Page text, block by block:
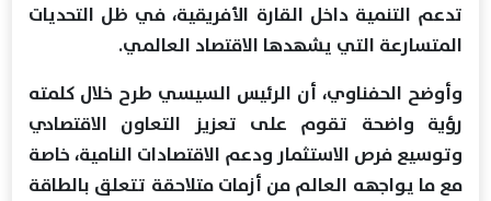
تدعم التنمية داخل القارة الأفريقية، في ظل التحديات
المتسارعة التي يشهدها الاقتصاد العالمي.
وأوضح الحفناوي، أن الرئيس السيسي طرح خلال كلمته
رؤية واضحة تقوم على تعزيز التعاون الاقتصادي
وتوسيع فرص الاستثمار ودعم الاقتصادات النامية، خاصة
مع ما يواجهه العالم من أزمات متلاحقة تتعلق بالطاقة